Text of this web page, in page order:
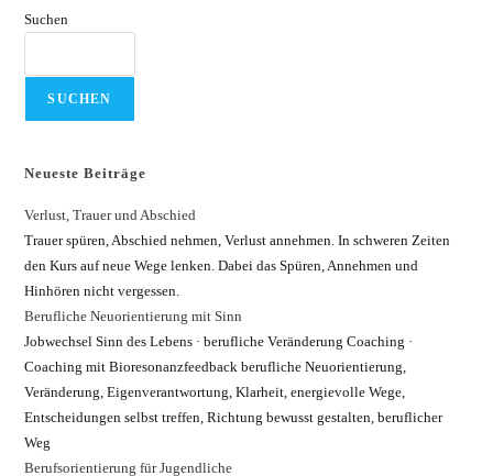
Suchen
SUCHEN
Neueste Beiträge
Verlust, Trauer und Abschied
Trauer spüren, Abschied nehmen, Verlust annehmen. In schweren Zeiten
den Kurs auf neue Wege lenken. Dabei das Spüren, Annehmen und
Hinhören nicht vergessen.
Berufliche Neuorientierung mit Sinn
Jobwechsel Sinn des Lebens · berufliche Veränderung Coaching ·
Coaching mit Bioresonanzfeedback berufliche Neuorientierung,
Veränderung, Eigenverantwortung, Klarheit, energievolle Wege,
Entscheidungen selbst treffen, Richtung bewusst gestalten, beruflicher
Weg
Berufsorientierung für Jugendliche